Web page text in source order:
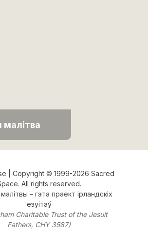
| Copyright © 1999-2026 Sacred
All rights reserved.
– гэта праект ірландскіх
езуітаў
Charitable Trust of the Jesuit
Fathers, CHY 3587)